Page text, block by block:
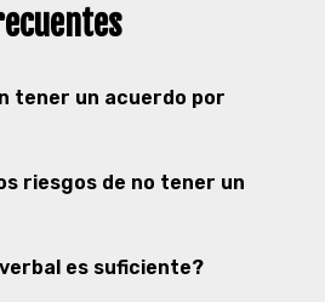
tener un acuerdo por
riesgos de no tener un
es suficiente?